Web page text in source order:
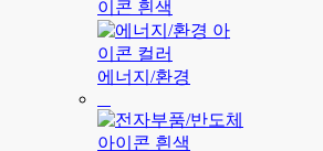
에너지/환경